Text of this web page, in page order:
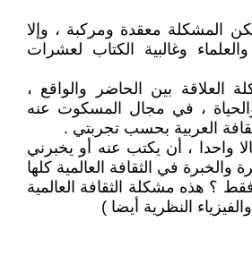
المشكلة معقدة ومركبة ، وإلا
وغالبية الكتاب لعشرات
العلاقة بين الحاضر والواقع ،
، في مجال المسكوت عنه
العربية بحسب تجربتي .
واحدا ، أن يكتب عنه أو يخبرني
والخبرة في الثقافة العالمية كلها
فقط ؟ هذه مشكلة الثقافة العالمية
النظرية أيضا )